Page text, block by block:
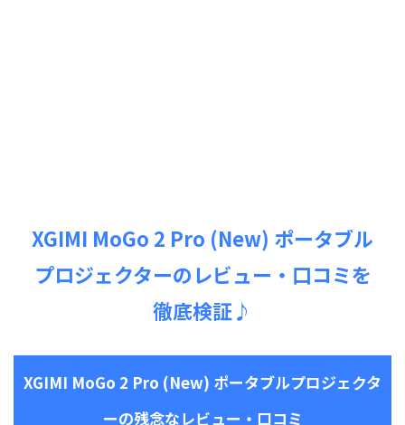
XGIMI MoGo 2 Pro (New) ポータブル
プロジェクターのレビュー・口コミを
徹底検証♪
XGIMI MoGo 2 Pro (New) ポータブルプロジェクタ
ーの残念なレビュー・口コミ